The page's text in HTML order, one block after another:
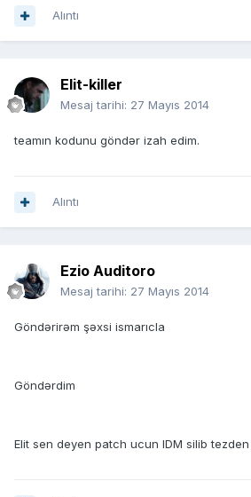
Alıntı
Elit-killer
Mesaj tarihi: 27 Mayıs 2014
teamın kodunu göndər izah edim.
Alıntı
Ezio Auditoro
Mesaj tarihi: 27 Mayıs 2014
Göndərirəm şəxsi ismarıcla
Göndərdim
Elit sen deyen patch ucun IDM silib tezden